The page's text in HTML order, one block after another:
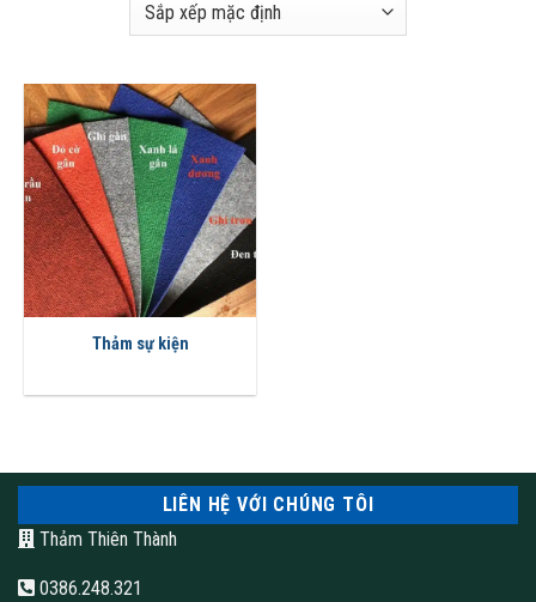
Thảm sự kiện
LIÊN HỆ VỚI CHÚNG TÔI
Thảm Thiên Thành
0386.248.321